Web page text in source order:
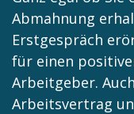
Abmahnung
Erstgespräch
für einen
Arbeitgeber.
Arbeitsvertrag